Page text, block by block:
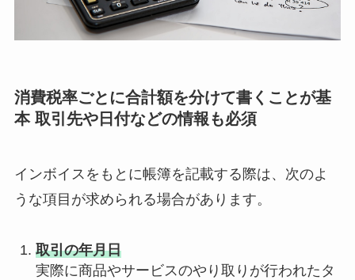
消費税率ごとに合計額を分けて書くことが基
本 取引先や日付などの情報も必須
インボイスをもとに帳簿を記載する際は、次のよ
うな項目が求められる場合があります。
取引の年月日
実際に商品やサービスのやり取りが行われたタ